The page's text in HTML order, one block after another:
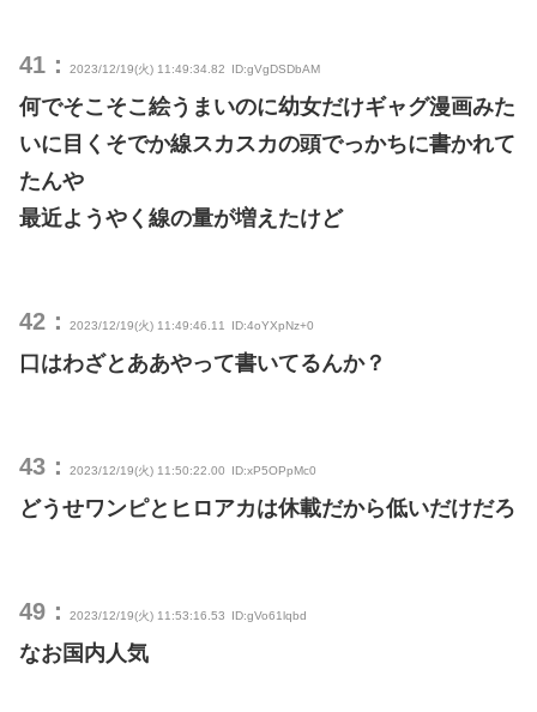
41： 2023/12/19(火) 11:49:34.82 ID:gVgDSDbAM
何でそこそこ絵うまいのに幼女だけギャグ漫画みた
いに目くそでか線スカスカの頭でっかちに書かれて
たんや
最近ようやく線の量が増えたけど
42： 2023/12/19(火) 11:49:46.11 ID:4oYXpNz+0
口はわざとああやって書いてるんか？
43： 2023/12/19(火) 11:50:22.00 ID:xP5OPpMc0
どうせワンピとヒロアカは休載だから低いだけだろ
49： 2023/12/19(火) 11:53:16.53 ID:gVo61lqbd
なお国内人気